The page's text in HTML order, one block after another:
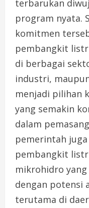
terbarukan
program nyata.
komitmen
pembangkit
di berbagai
industri,
menjadi pilihan
yang semakin
dalam
pemerintah
pembangkit
mikrohidro
dengan potensi
terutama di